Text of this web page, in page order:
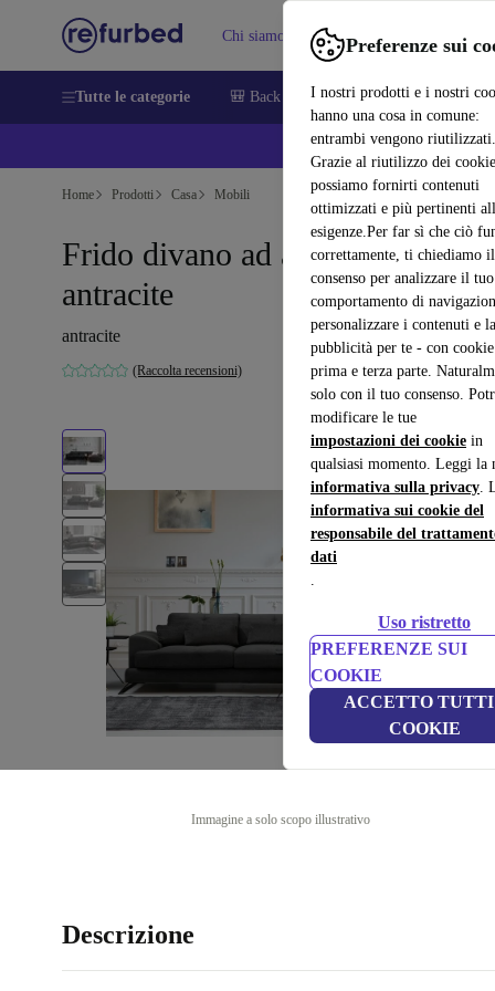
Preferenze sui
I nostri prodotti e i nostri
hanno una cosa in comune:
entrambi vengono riutilizzati.
Grazie al riutilizzo dei
possiamo fornirti contenuti
ottimizzati e più pertinenti
esigenze.Per far sì che ciò
correttamente, ti chiediamo il
consenso per analizzare il tuo
comportamento di
personalizzare i contenuti e la
pubblicità per te - con
prima e terza parte.
solo con il tuo consenso.
modificare le tue
impostazioni dei cookie in
qualsiasi momento. Leggi la
informativa sulla privacy.
informativa sui cookie del
responsabile del
dati
.
Uso ristretto
PREFERENZE SUI
COOKIE
ACCETTO
COOKIE
Chi siamo Vendere Assistenza
Tutte le categorie 🎒 Back to school Smartphone
💰
Home Prodotti Casa Mobili
Frido divano ad angolo destra
antracite
antracite
(Raccolta recensioni)
Immagine a solo scopo illustrativo
Descrizione